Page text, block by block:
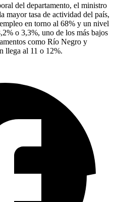
del departamento, el ministro
mayor tasa de actividad del país,
en torno al 68% y un nivel
o 3,3%, uno de los más bajos
como Río Negro y
llega al 11 o 12%.